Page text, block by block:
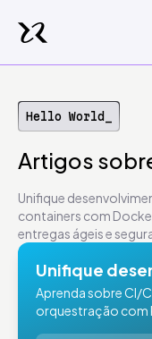
Hello World_
Artigos
Unifique
containers com
entregas ágeis e
Unifique
Aprenda sobre CI/
orquestração com